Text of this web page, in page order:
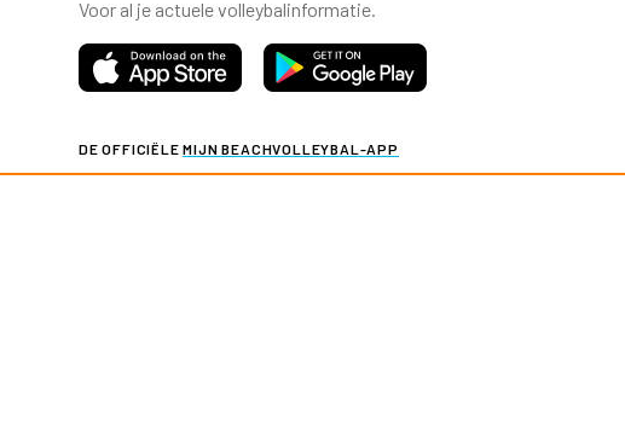
Voor al je actuele volleybalinformatie.
DE OFFICIËLEMIJN BEACHVOLLEYBAL-APP